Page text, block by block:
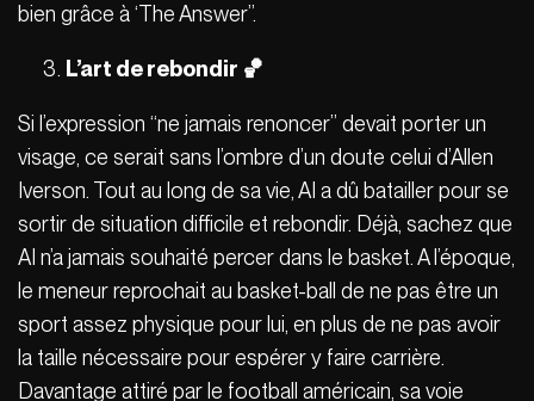
bien grâce à ‘The Answer”.
L’art de rebondir 🏀
Si l’expression “ne jamais renoncer” devait porter un
visage, ce serait sans l’ombre d’un doute celui d’Allen
Iverson. Tout au long de sa vie, AI a dû batailler pour se
sortir de situation difficile et rebondir. Déjà, sachez que
AI n’a jamais souhaité percer dans le basket. A l’époque,
le meneur reprochait au basket-ball de ne pas être un
sport assez physique pour lui, en plus de ne pas avoir
la taille nécessaire pour espérer y faire carrière.
Davantage attiré par le football américain, sa voie